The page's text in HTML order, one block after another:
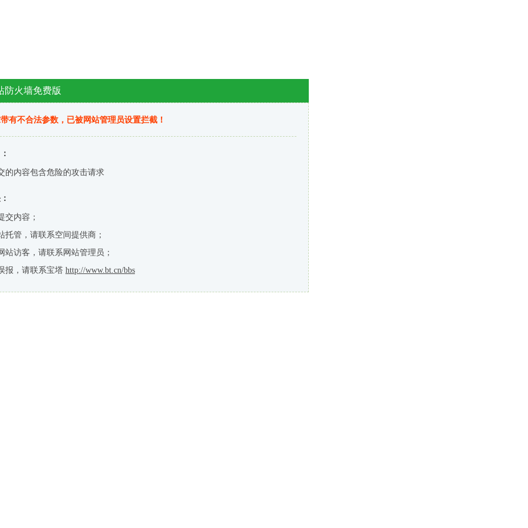
防火墙免费版
有不合法参数，已被网站管理员设置拦截！
的内容包含危险的攻击请求
交内容；
托管，请联系空间提供商；
站访客，请联系网站管理员；
报，请联系宝塔 http://www.bt.cn/bbs